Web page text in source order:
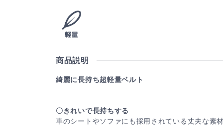
商品説明
綺麗に長持ち超軽量ベルト
〇きれいで長持ちする
車のシートやソファにも採用されている丈夫な素